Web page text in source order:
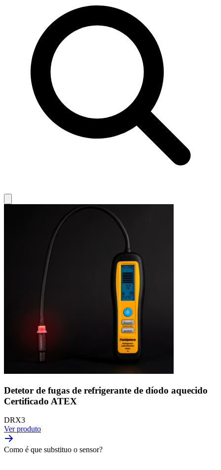
Detetor de fugas de refrigerante de díodo aquecido
Certificado ATEX
DRX3
Ver produto
Como é que substituo o sensor?